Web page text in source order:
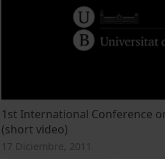
1st International Conference
(short video)
17 Diciembre, 2011